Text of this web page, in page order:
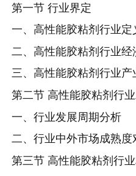
第一节 行业界定
一、高性能胶粘剂行业定
二、高性能胶粘剂行业经
三、高性能胶粘剂行业产
第二节 高性能胶粘剂行
一、行业发展周期分析
二、行业中外市场成熟度
第三节 高性能胶粘剂行